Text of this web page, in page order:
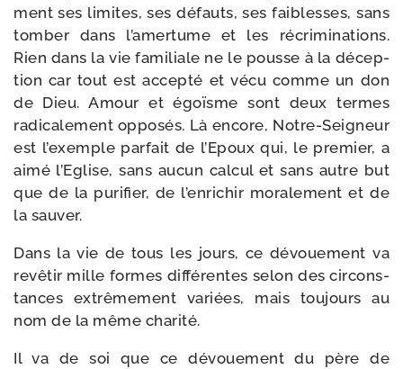
ment ses limites, ses défauts, ses fai­blesses, sans
tom­ber dans l’amertume et les récri­mi­na­tions.
Rien dans la vie fami­liale ne le pousse à la décep­
tion car tout est accep­té et vécu comme un don
de Dieu. Amour et égoïsme sont deux termes
radi­ca­le­ment oppo­sés. Là encore, Notre-​Seigneur
est l’exemple par­fait de l’Epoux qui, le pre­mier, a
aimé l’Eglise, sans aucun cal­cul et sans autre but
que de la puri­fier, de l’enrichir mora­le­ment et de
la sauver.
Dans la vie de tous les jours, ce dévoue­ment va
revê­tir mille formes dif­fé­rentes selon des cir­cons­
tances extrê­me­ment variées, mais tou­jours au
nom de la même charité.
Il va de soi que ce dévoue­ment du père de